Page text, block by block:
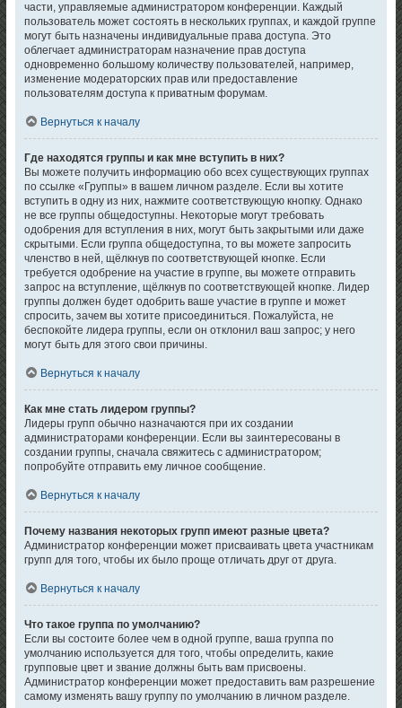
части, управляемые администратором конференции. Каждый
пользователь может состоять в нескольких группах, и каждой группе
могут быть назначены индивидуальные права доступа. Это
облегчает администраторам назначение прав доступа
одновременно большому количеству пользователей, например,
изменение модераторских прав или предоставление
пользователям доступа к приватным форумам.
Вернуться к началу
Где находятся группы и как мне вступить в них?
Вы можете получить информацию обо всех существующих группах
по ссылке «Группы» в вашем личном разделе. Если вы хотите
вступить в одну из них, нажмите соответствующую кнопку. Однако
не все группы общедоступны. Некоторые могут требовать
одобрения для вступления в них, могут быть закрытыми или даже
скрытыми. Если группа общедоступна, то вы можете запросить
членство в ней, щёлкнув по соответствующей кнопке. Если
требуется одобрение на участие в группе, вы можете отправить
запрос на вступление, щёлкнув по соответствующей кнопке. Лидер
группы должен будет одобрить ваше участие в группе и может
спросить, зачем вы хотите присоединиться. Пожалуйста, не
беспокойте лидера группы, если он отклонил ваш запрос; у него
могут быть для этого свои причины.
Вернуться к началу
Как мне стать лидером группы?
Лидеры групп обычно назначаются при их создании
администраторами конференции. Если вы заинтересованы в
создании группы, сначала свяжитесь с администратором;
попробуйте отправить ему личное сообщение.
Вернуться к началу
Почему названия некоторых групп имеют разные цвета?
Администратор конференции может присваивать цвета участникам
групп для того, чтобы их было проще отличать друг от друга.
Вернуться к началу
Что такое группа по умолчанию?
Если вы состоите более чем в одной группе, ваша группа по
умолчанию используется для того, чтобы определить, какие
групповые цвет и звание должны быть вам присвоены.
Администратор конференции может предоставить вам разрешение
самому изменять вашу группу по умолчанию в личном разделе.